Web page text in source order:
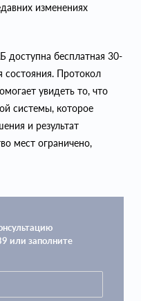
изменениях
доступна бесплатная 30-
состояния. Протокол
увидеть то, что
системы, которое
и результат
мест ограничено,
или заполните